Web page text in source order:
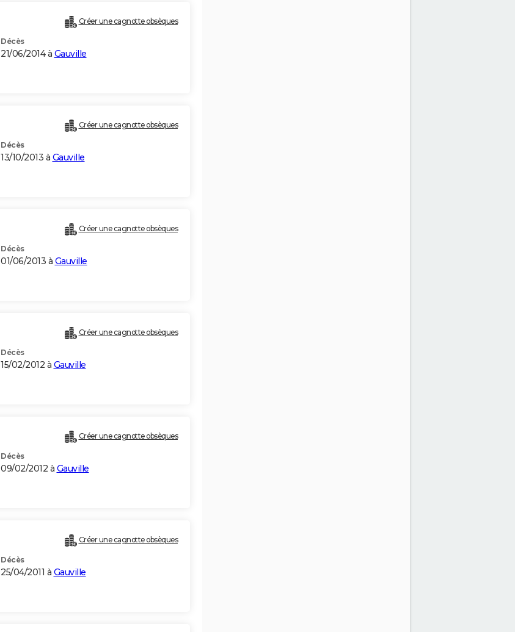
Créer une cagnotte obsèques
Décès
21/06/2014 à Gauville
Créer une cagnotte obsèques
Décès
13/10/2013 à Gauville
Créer une cagnotte obsèques
Décès
01/06/2013 à Gauville
Créer une cagnotte obsèques
Décès
15/02/2012 à Gauville
Créer une cagnotte obsèques
Décès
09/02/2012 à Gauville
Créer une cagnotte obsèques
Décès
25/04/2011 à Gauville